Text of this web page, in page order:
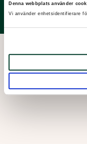
Denna webbplats använder
Vi använder enhetsidentifierare
LinkedIn